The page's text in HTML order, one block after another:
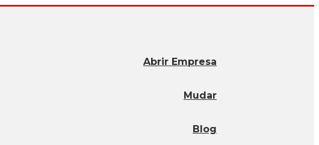
Abrir Empresa
Mudar
Blog